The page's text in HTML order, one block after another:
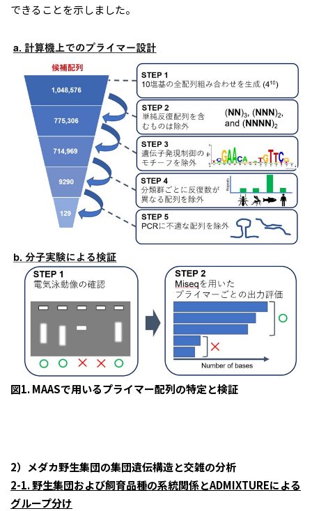
できることを示しました。
図1. MAASで用いるプライマー配列の特定と検証
2）メダカ野生集団の集団遺伝構造と交雑の分析
2-1. 野生集団および飼育品種の系統関係とADMIXTUREによる
グループ分け